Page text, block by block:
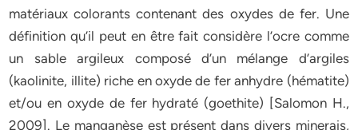
matériaux colorants contenant des oxydes de fer. Une
définition qu’il peut en être fait considère l’ocre comme
un sable argileux composé d’un mélange d’argiles
(kaolinite, illite) riche en oxyde de fer anhydre (hématite)
et/ou en oxyde de fer hydraté (goethite) [Salomon H.,
2009]. Le manganèse est présent dans divers minerais,